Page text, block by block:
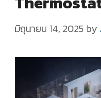
มิถุนายน 14, 2025 by